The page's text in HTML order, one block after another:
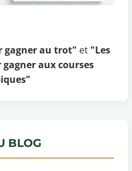
gagner au trot" et "Les
gagner aux courses
BLOG